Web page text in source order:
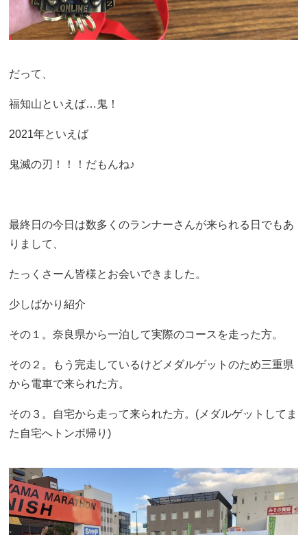
だって、
福知山といえば…鬼！
2021年といえば
鬼滅の刃！！！だもんね♪
最終日の今日は数多くのランナーさんが来られる日でもあ
りまして、
たっくさーん皆様とお会いできました。
少しばかり紹介
その１。奈良県から一泊して実際のコースを走った方。
その２。もう完走しているけどメダルゲットのため三重県
から電車で来られた方。
その３。自宅から走って来られた方。(メダルゲットしてま
た自宅へトンボ帰り)